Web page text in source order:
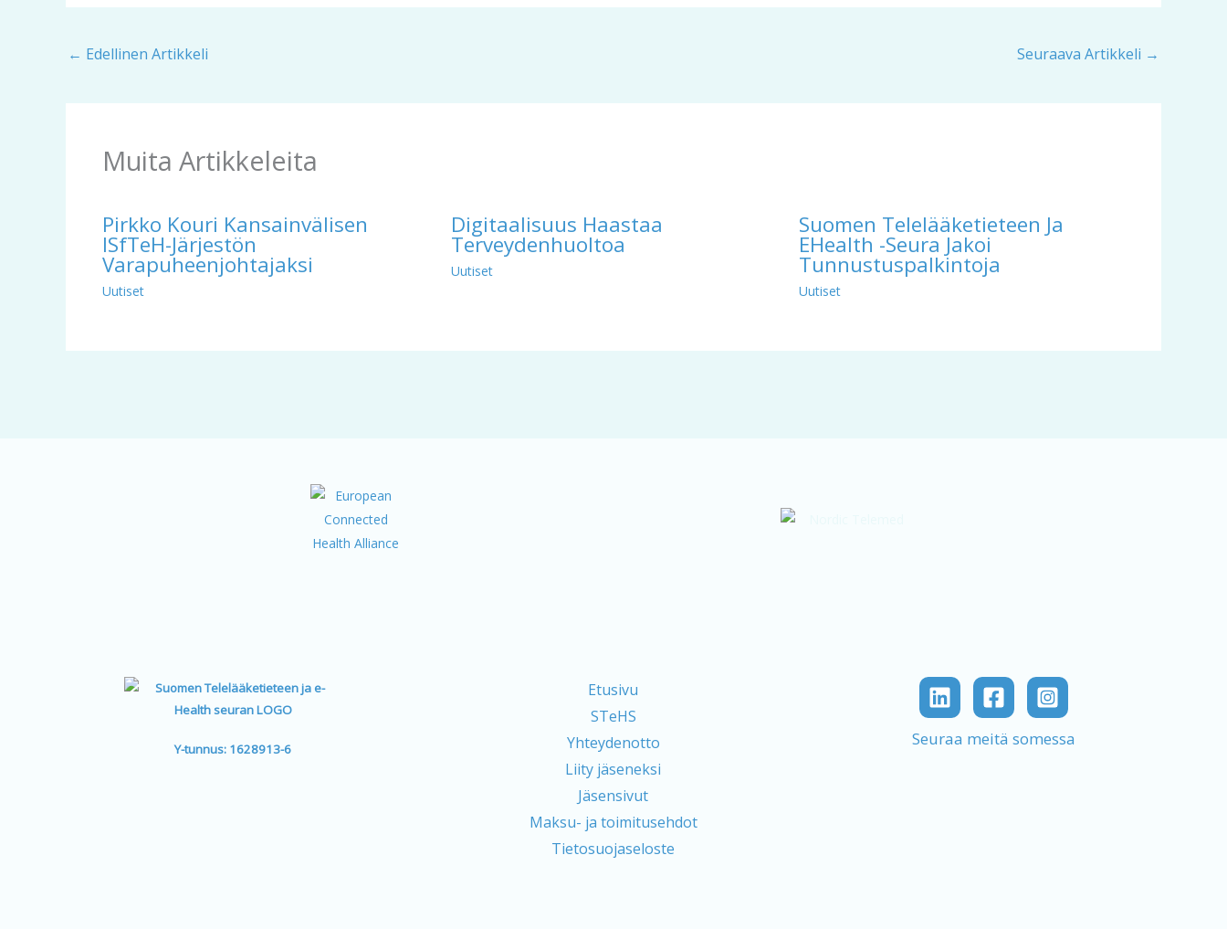
← Edellinen Artikkeli Seuraava Artikkeli →
Muita Artikkeleita
Pirkko Kouri Kansainvälisen
ISfTeH-Järjestön
Varapuheenjohtajaksi
Uutiset
Digitaalisuus Haastaa
Terveydenhuoltoa
Uutiset
Suomen Telelääketieteen Ja
EHealth -seura Jakoi
Tunnustuspalkintoja
Uutiset
Y-tunnus: 1628913-6
Etusivu
STeHS
Yhteydenotto
Liity jäseneksi
Jäsensivut
Maksu- ja toimitusehdot
Tietosuojaseloste
Seuraa meitä somessa